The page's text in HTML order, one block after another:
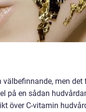
men
på en sådan
över C-vitamin